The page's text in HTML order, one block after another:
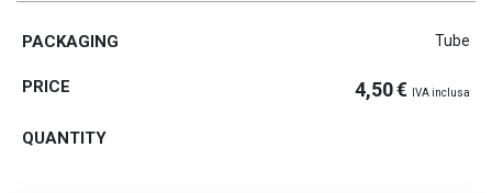
Tube
4,50€ IVA inclusa